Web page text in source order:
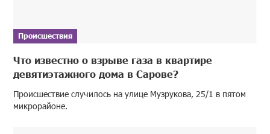
Происшествия
Что известно о взрыве газа в квартире
девятиэтажного дома в Сарове?
Происшествие случилось на улице Музрукова, 25/1 в пятом
микрорайоне.